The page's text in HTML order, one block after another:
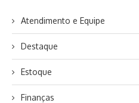
Atendimento e Equipe
Destaque
Estoque
Finanças